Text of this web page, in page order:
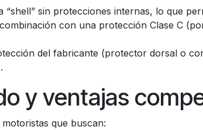
“shell” sin protecciones internas, lo que
con una protección Clase C
del fabricante (protector dorsal o
y ventajas
que buscan: